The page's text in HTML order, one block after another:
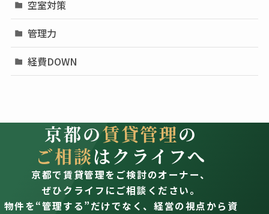
空室対策
管理力
経費DOWN
京都の賃貸管理の
ご相談はクライフへ
京都で賃貸管理をご検討のオーナー、
ぜひクライフにご相談ください。
物件を“管理する”だけでなく、経営の視点から資